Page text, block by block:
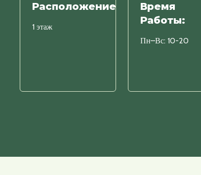
Расположение
1 этаж
Время
Работы:
Пн–Вс: 10-20